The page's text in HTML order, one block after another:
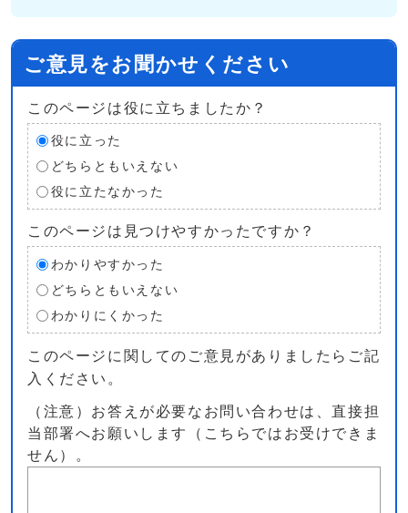
ご意見をお聞かせください
このページは役に立ちましたか？
役に立った
どちらともいえない
役に立たなかった
このページは見つけやすかったですか？
わかりやすかった
どちらともいえない
わかりにくかった
このページに関してのご意見がありましたらご記
入ください。
（注意）お答えが必要なお問い合わせは、直接担
当部署へお願いします（こちらではお受けできま
せん）。